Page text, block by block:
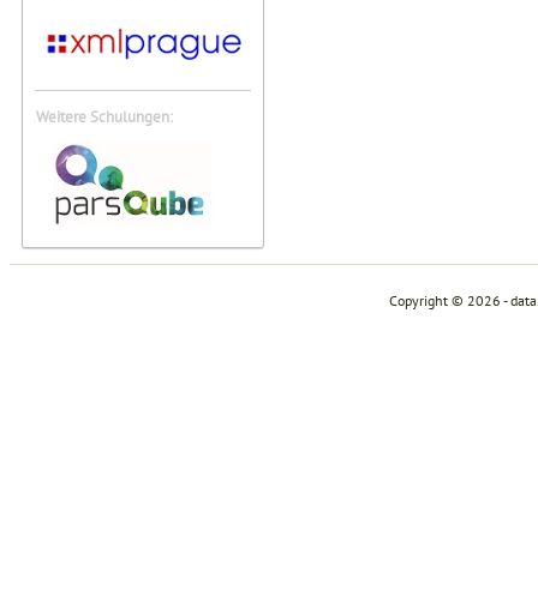
Weitere Schulungen:
Copyright © 2026 -